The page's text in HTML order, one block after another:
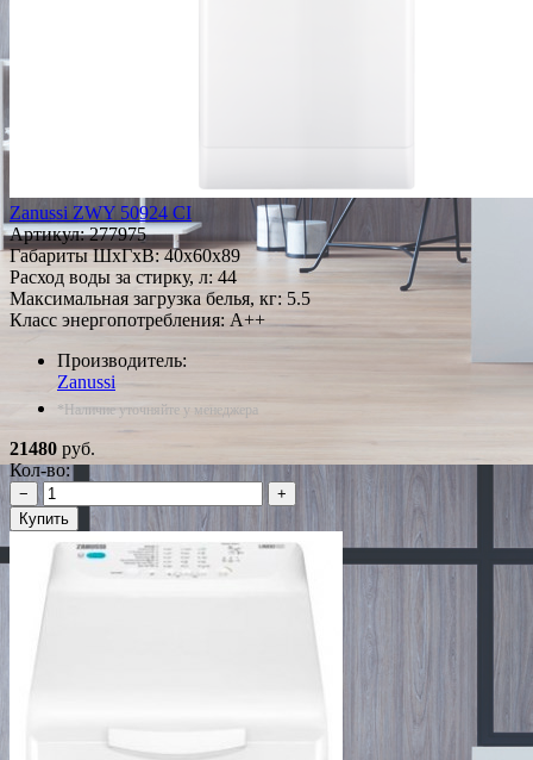
Zanussi ZWY 50924 CI
Артикул:277975
Габариты ШxГxВ: 40x60x89
Расход воды за стирку, л: 44
Максимальная загрузка белья, кг: 5.5
Класс энергопотребления: A++
Производитель:
Zanussi
*Наличие уточняйте у менеджера
21480 руб.
Кол-во:
−
+
Купить